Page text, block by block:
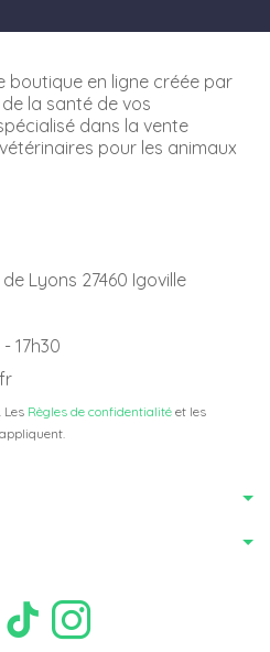
boutique en ligne créée par
la santé de vos
dans la vente
pour les animaux
Lyons 27460 Igoville
17h30
Les Règles de confidentialité et les